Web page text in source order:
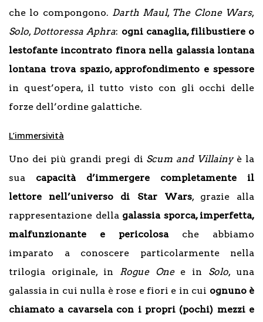
che lo compongono. Darth Maul, The Clone Wars,
Solo, Dottoressa Aphra: ogni canaglia, filibustiere o
lestofante incontrato finora nella galassia lontana
lontana trova spazio, approfondimento e spessore
in quest’opera, il tutto visto con gli occhi delle
forze dell’ordine galattiche.
L’immersività
Uno dei più grandi pregi di Scum and Villainy è la
sua capacità d’immergere completamente il
lettore nell’universo di Star Wars, grazie alla
rappresentazione della galassia sporca, imperfetta,
malfunzionante e pericolosache abbiamo
imparato a conoscere particolarmente nella
trilogia originale, in Rogue One e in Solo, una
galassia in cui nulla è rose e fiori e in cui ognuno è
chiamato a cavarsela con i propri (pochi) mezzi e